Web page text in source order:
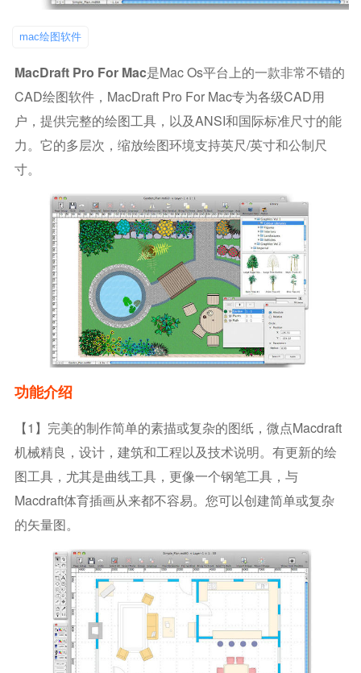
mac绘图软件
MacDraft Pro For Mac是Mac Os平台上的一款非常不错的
CAD绘图软件，MacDraft Pro For Mac专为各级CAD用
户，提供完整的绘图工具，以及ANSI和国际标准尺寸的能
力。它的多层次，缩放绘图环境支持英尺/英寸和公制尺
寸。
功能介绍
【1】完美的制作简单的素描或复杂的图纸，微点macdraft
机械精良，设计，建筑和工程以及技术说明。有更新的绘
图工具，尤其是曲线工具，更像一个钢笔工具，与
Macdraft体育插画从来都不容易。您可以创建简单或复杂
的矢量图。